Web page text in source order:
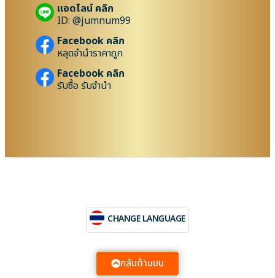
แอดไลน์ คลิก
ID: @jumnum99
Facebook คลิก
หลุดจำนำราคาถูก
Facebook คลิก
รับซื้อ รับจำนำ
CHANGE LANGUAGE
กลับด้านบน